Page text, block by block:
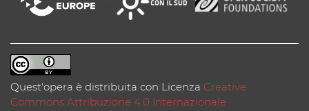
Quest'opera è distribuita con Licenza Creative
Commons Attribuzione 4.0 Internazionale